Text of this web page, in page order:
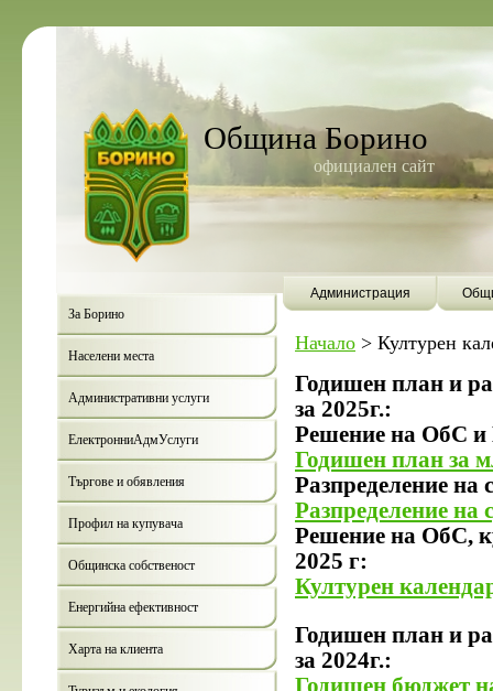
Община Борино
официален сайт
Администрация
За Борино
Населени места
Административни услуги
ЕлектронниАдмУслуги
Търгове и обявления
Профил на купувача
Общинска собственост
Енергийна ефективност
Харта на клиента
Начало > Културен
Годишен план и
за 2025г.:
Решение на ОбС и
Годишен план за
Разпределение на
Разпределение на
Решение на ОбС,
2025 г:
Културен
Годишен план и
за 2024г.:
Годишен бюджет